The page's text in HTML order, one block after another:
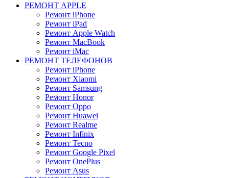
РЕМОНТ APPLE
Ремонт iPhone
Ремонт iPad
Ремонт Apple Watch
Ремонт MacBook
Ремонт iMac
РЕМОНТ ТЕЛЕФОНОВ
Ремонт iPhone
Ремонт Xiaomi
Ремонт Samsung
Ремонт Honor
Ремонт Oppo
Ремонт Huawei
Ремонт Realme
Ремонт Infinix
Ремонт Tecno
Ремонт Google Pixel
Ремонт OnePlus
Ремонт Asus